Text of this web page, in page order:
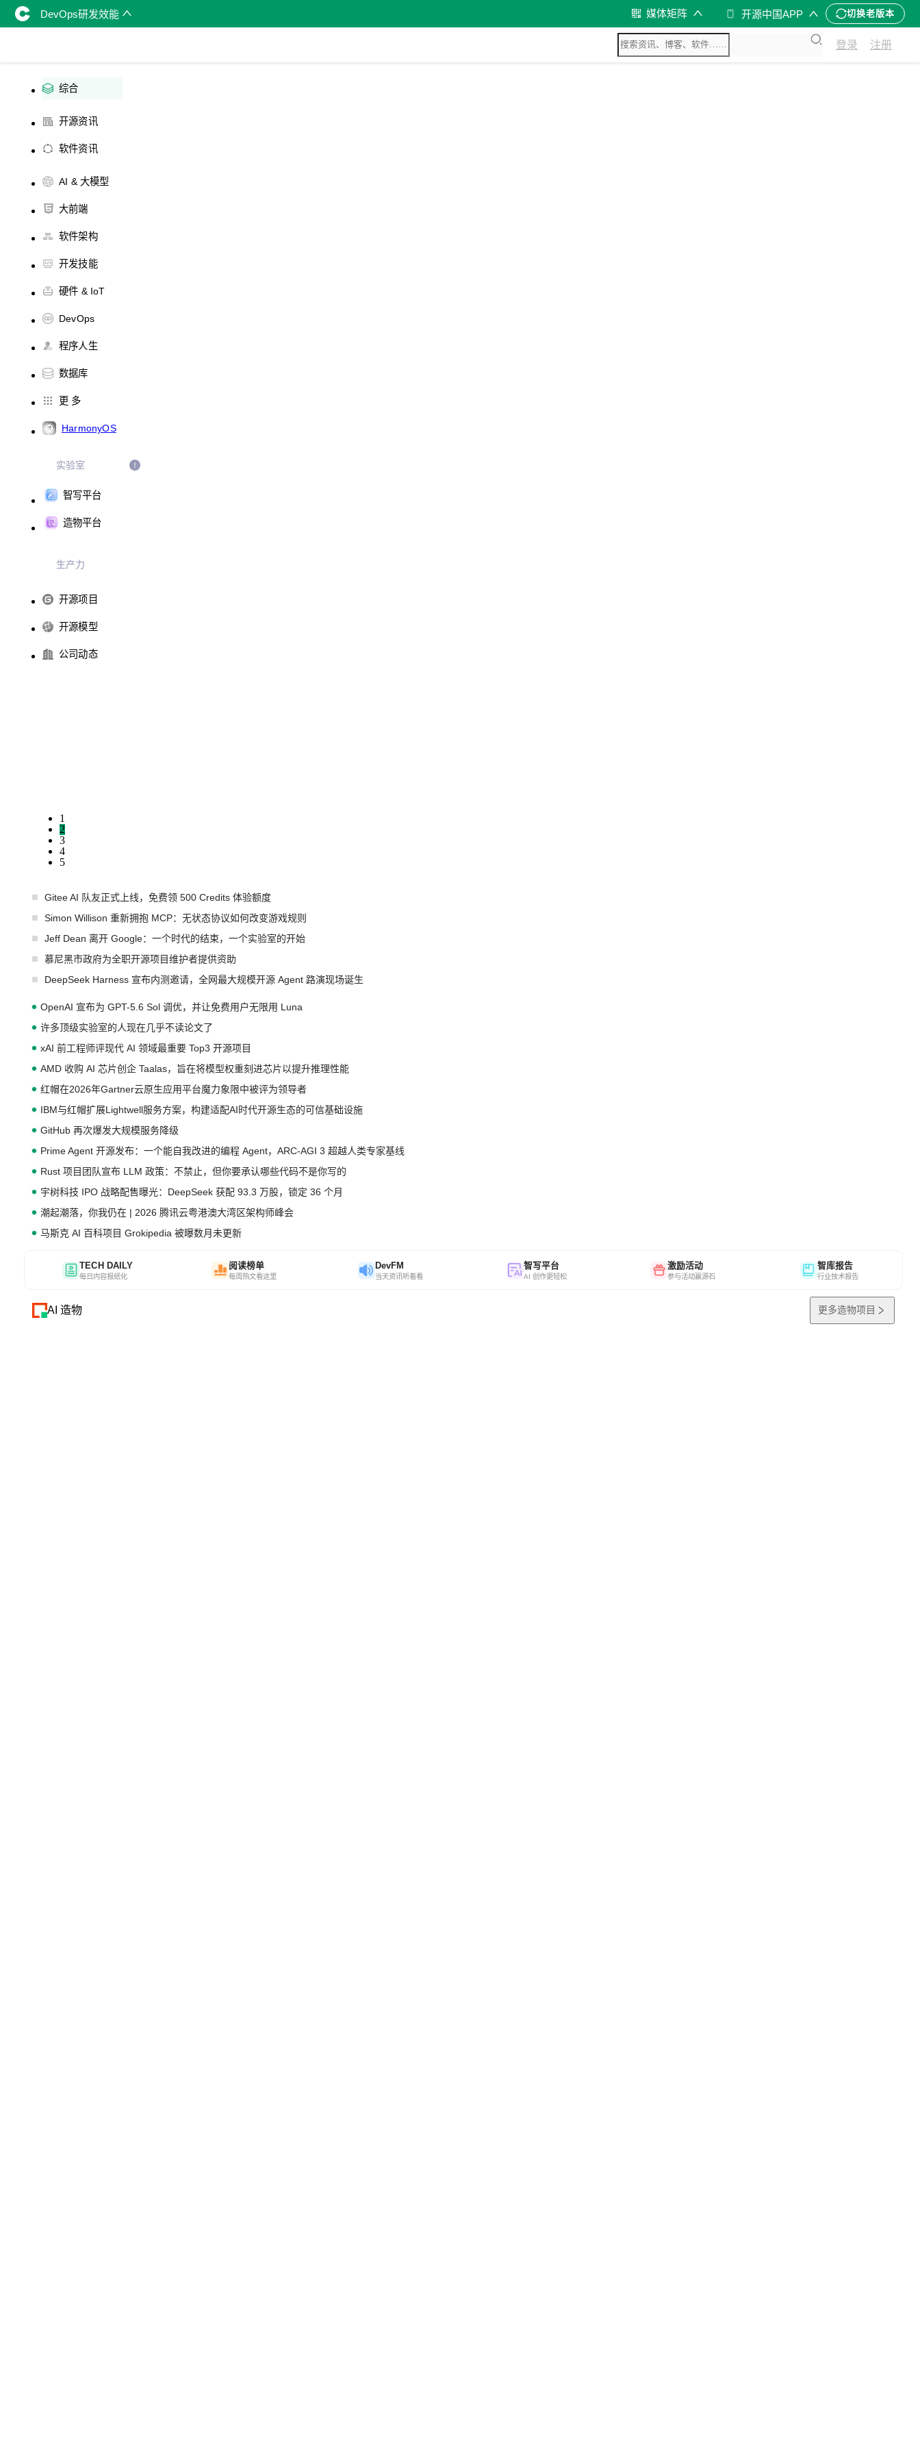
DevOps研发效能 媒体矩阵 开源中国APP 切换老版本
登录 注册
综合
开源资讯
软件资讯
AI & 大模型
大前端
软件架构
开发技能
硬件 & IoT
DevOps
程序人生
数据库
更 多
HarmonyOS
实验室
智写平台
造物平台
生产力
开源项目
开源模型
公司动态
1
2
3
4
5
Gitee AI 队友正式上线，免费领 500 Credits 体验额度
Simon Willison 重新拥抱 MCP：无状态协议如何改变游戏规则
Jeff Dean 离开 Google：一个时代的结束，一个实验室的开始
慕尼黑市政府为全职开源项目维护者提供资助
DeepSeek Harness 宣布内测邀请，全网最大规模开源 Agent 路演现场诞生
OpenAI 宣布为 GPT-5.6 Sol 调优，并让免费用户无限用 Luna
许多顶级实验室的人现在几乎不读论文了
xAI 前工程师评现代 AI 领域最重要 Top3 开源项目
AMD 收购 AI 芯片创企 Taalas，旨在将模型权重刻进芯片以提升推理性能
红帽在2026年Gartner云原生应用平台魔力象限中被评为领导者
IBM与红帽扩展Lightwell服务方案，构建适配AI时代开源生态的可信基础设施
GitHub 再次爆发大规模服务降级
Prime Agent 开源发布：一个能自我改进的编程 Agent，ARC-AGI 3 超越人类专家基线
Rust 项目团队宣布 LLM 政策：不禁止，但你要承认哪些代码不是你写的
宇树科技 IPO 战略配售曝光：DeepSeek 获配 93.3 万股，锁定 36 个月
潮起潮落，你我仍在 | 2026 腾讯云粤港澳大湾区架构师峰会
马斯克 AI 百科项目 Grokipedia 被曝数月未更新
TECH DAILY
每日内容报纸化
阅读榜单
每周热文看这里
DevFM
当天资讯听着看
智写平台
AI 创作更轻松
激励活动
参与活动赢源石
智库报告
行业技术报告
AI 造物 更多造物项目